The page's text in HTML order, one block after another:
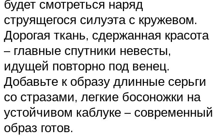
будет смотреться наряд
струящегося силуэта с кружевом.
Дорогая ткань, сдержанная красота
– главные спутники невесты,
идущей повторно под венец.
Добавьте к образу длинные серьги
со стразами, легкие босоножки на
устойчивом каблуке – современный
образ готов.